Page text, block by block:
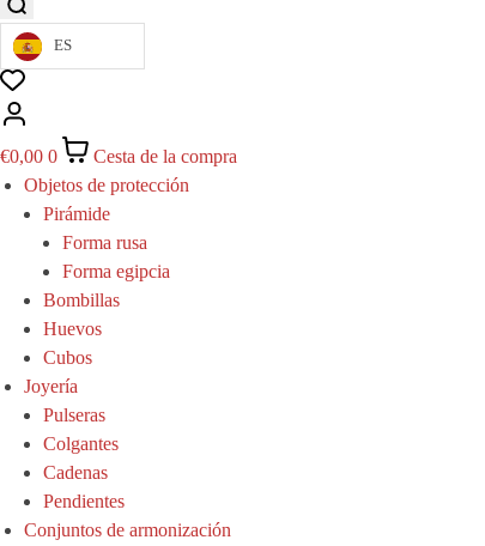
ES
€0,00 0
Cesta de la compra
Objetos de protección
Pirámide
Forma rusa
Forma egipcia
Bombillas
Huevos
Cubos
Joyería
Pulseras
Colgantes
Cadenas
Pendientes
Conjuntos de armonización